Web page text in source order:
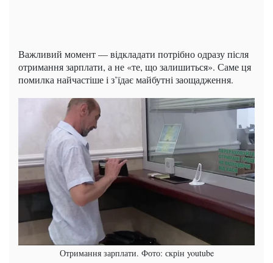
Важливий момент — відкладати потрібно одразу після
отримання зарплати, а не «те, що залишиться». Саме ця
помилка найчастіше і з’їдає майбутні заощадження.
Отримання зарплати. Фото: скрін youtube